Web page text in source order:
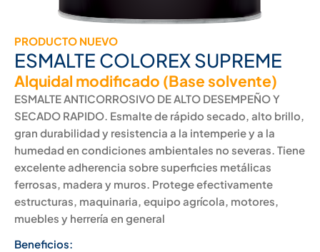
PRODUCTO NUEVO
ESMALTE COLOREX SUPREME
Alquidal modificado (Base solvente)
ESMALTE ANTICORROSIVO DE ALTO DESEMPEÑO Y
SECADO RAPIDO. Esmalte de rápido secado, alto brillo,
gran durabilidad y resistencia a la intemperie y a la
humedad en condiciones ambientales no severas. Tiene
excelente adherencia sobre superficies metálicas
ferrosas, madera y muros. Protege efectivamente
estructuras, maquinaria, equipo agrícola, motores,
muebles y herrería en general
Beneficios: